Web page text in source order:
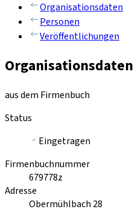
Organisationsdaten
Personen
Veröffentlichungen
Organisationsdaten
aus dem Firmenbuch
Status
Eingetragen
Firmenbuchnummer
679778z
Adresse
Obermühlbach 28